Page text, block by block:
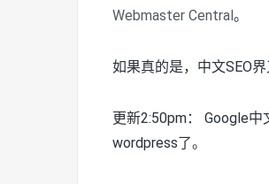
Webmaster Central。
如果真的是，中文SEO
更新2:50pm： Google
wordpress了。